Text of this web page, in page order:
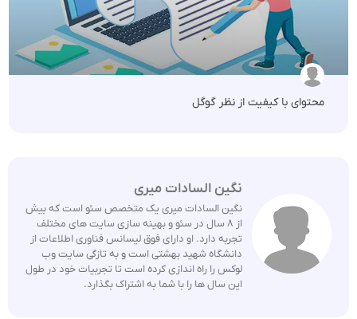
محتوای با کیفیت از نظر گوگل
نگین السادات میری
نگین السادات میری یک متخصص سئو است که بیش
از ۸ سال در سئو و بهینه سازی سایت های مختلف
تجربه دارد. او دارای فوق لیسانس فناوری اطلاعات از
دانشگاه شهید بهشتی است و به تازگی سایت وب
لوکس را راه اندازی کرده است تا تجربیات خود در طول
این سال ها را با شما به اشتراک بگذارد.